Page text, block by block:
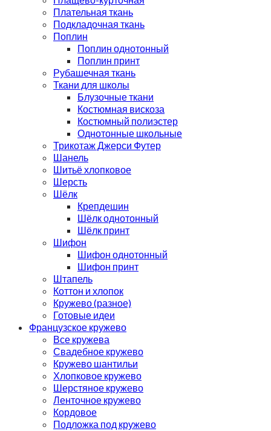
Плательная ткань
Подкладочная ткань
Поплин
Поплин однотонный
Поплин принт
Рубашечная ткань
Ткани для школы
Блузочные ткани
Костюмная вискоза
Костюмный полиэстер
Однотонные школьные
Трикотаж Джерси Футер
Шанель
Шитьё хлопковое
Шерсть
Шёлк
Крепдешин
Шёлк однотонный
Шёлк принт
Шифон
Шифон однотонный
Шифон принт
Штапель
Коттон и хлопок
Кружево (разное)
Готовые идеи
Французское кружево
Все кружева
Свадебное кружево
Кружево шантильи
Хлопковое кружево
Шерстяное кружево
Ленточное кружево
Кордовое
Подложка под кружево